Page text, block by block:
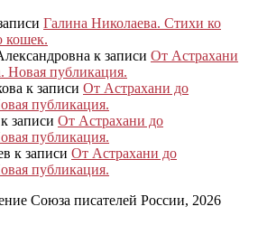
Галина Николаева. Стихи ко
кошек.
к записи От Астрахани
Новая публикация.
к записи От Астрахани до
публикация.
к записи От Астрахани до
публикация.
к записи От Астрахани до
публикация.
Союза писателей России, 2026